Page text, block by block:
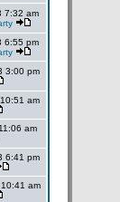
7:32 am
6:55 pm
3:00 pm
am
am
6:41 pm
am